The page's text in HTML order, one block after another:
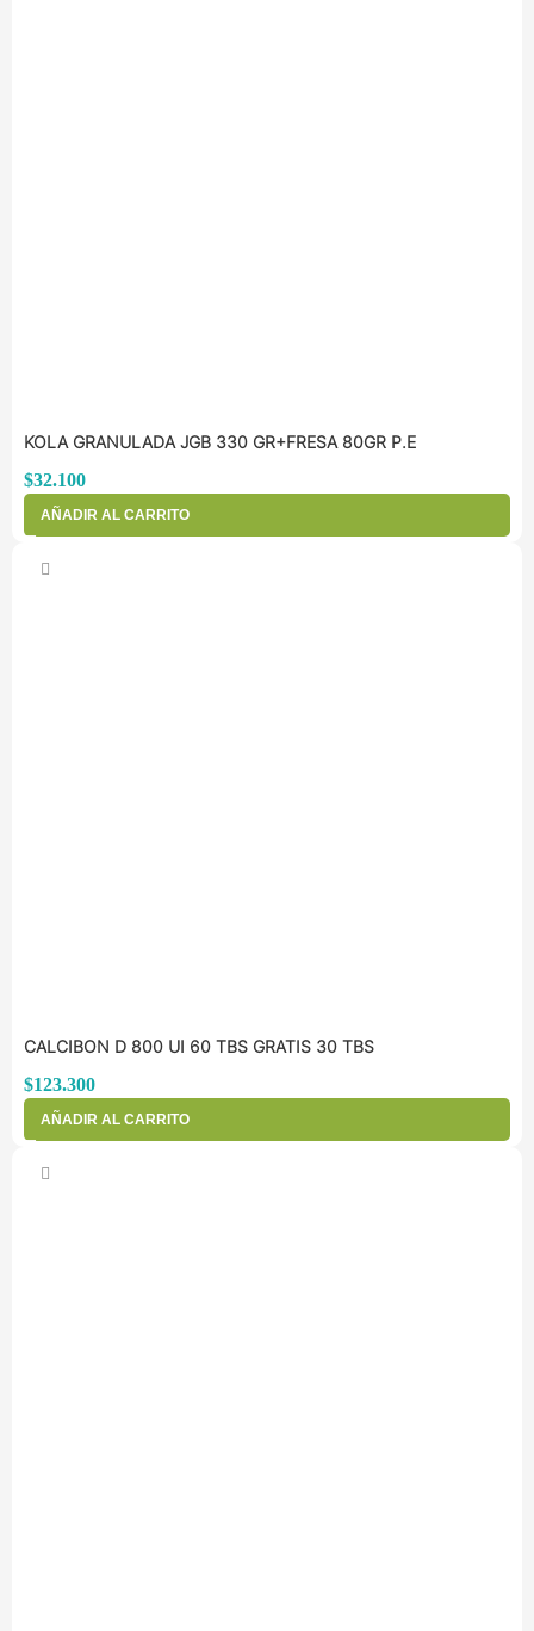
KOLA GRANULADA JGB 330 GR+FRESA 80GR P.E
$32.100
AÑADIR AL CARRITO
CALCIBON D 800 UI 60 TBS GRATIS 30 TBS
$123.300
AÑADIR AL CARRITO